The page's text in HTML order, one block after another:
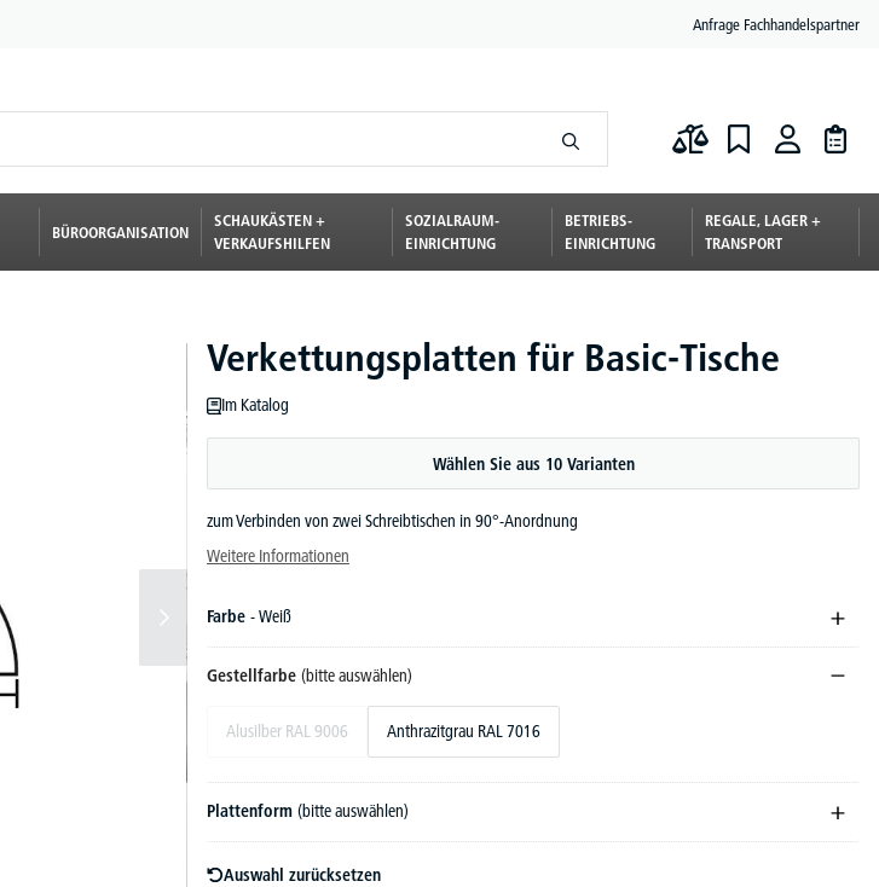
Anfrage Fachhandelspartner
BÜROORGANISATION
SCHAUKÄSTEN +
VERKAUFSHILFEN
SOZIALRAUM-
EINRICHTUNG
BETRIEBS-
EINRICHTUNG
REGALE, LAGER +
TRANSPORT
Verkettungsplatten für Basic-Tische
Im Katalog
Wählen Sie aus 10 Varianten
zum Verbinden von zwei Schreibtischen in 90°-Anordnung
Weitere Informationen
Farbe - Weiß
Gestellfarbe (bitte auswählen)
Alusilber RAL 9006 Anthrazitgrau RAL 7016
Plattenform (bitte auswählen)
Auswahl zurücksetzen